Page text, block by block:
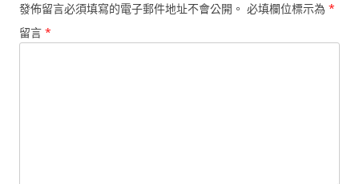
發佈留言必須填寫的電子郵件地址不會公開。 必填欄位標示為 *
留言 *